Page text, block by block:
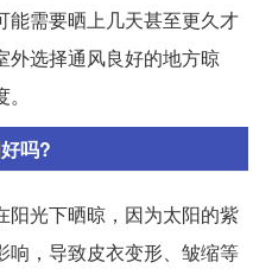
能需要晒上几天甚至更久才
外选择通风良好的地方晾
吗?
阳光下晒晾，因为太阳的紫
响，导致皮衣变形、皱缩等